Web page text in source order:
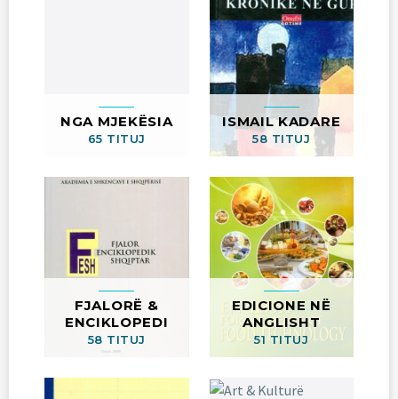
NGA MJEKËSIA
65 TITUJ
ISMAIL KADARE
58 TITUJ
FJALORË &
ENCIKLOPEDI
58 TITUJ
EDICIONE NË
ANGLISHT
51 TITUJ